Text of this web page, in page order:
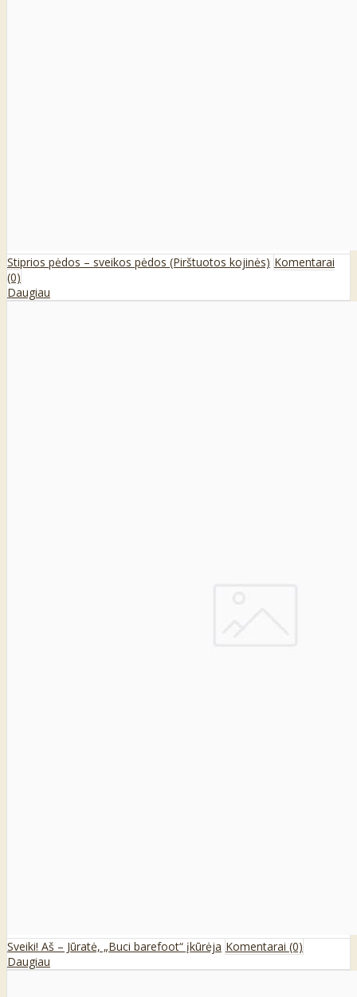
Stiprios pėdos – sveikos pėdos (Pirštuotos kojinės) Komentarai
(0)
Daugiau
Sveiki! Aš – Jūratė, „Buci barefoot“ įkūrėja Komentarai (0)
Daugiau